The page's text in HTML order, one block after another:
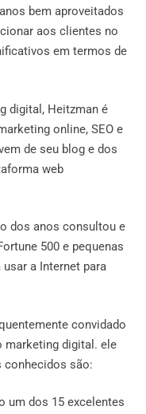
bem aproveitados
aos clientes no
em termos de
digital, Heitzman é
online, SEO e
de seu blog e dos
web
dos anos consultou e
500 e pequenas
a Internet para
convidado
marketing digital. ele
conhecidos são:
um dos 15 excelentes